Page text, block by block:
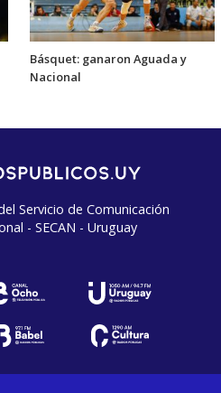
Básquet: ganaron Aguada y
Nacional
Servicio de Comunicación
- SECAN - Uruguay